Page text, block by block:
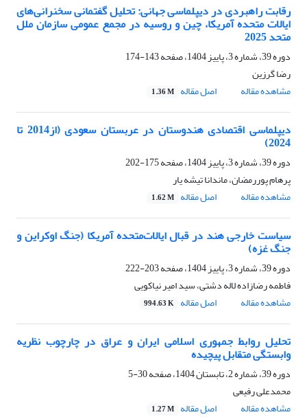
رقابت راهبردی در دیپلماسی جهانی: تحلیل گفتمانی سخنرانی‌های
ایالات متحده آمریکا، چین و روسیه در مجمع عمومی سازمان ملل
متحد 2025
دوره 39، شماره 3، پاییز 1404، صفحه
143-174
رضا گرزین
مشاهده مقاله
اصل مقاله 1.36 M
دیپلماسی اقتصادی هندوستان در عربستان سعودی (از2014 تا
2024)
دوره 39، شماره 3، پاییز 1404، صفحه
175-202
پرهام پوررمضان، ماندانا تیشه یار
مشاهده مقاله
اصل مقاله 1.62 M
سیاست خارجی هند در قبال ایالات‌متحده آمریکا (جنگ اوکراین و
جنگ غزه)
دوره 39، شماره 3، پاییز 1404، صفحه
203-222
فاطمه رضازاده لاله دشتی، سید امیر نیاکویی
مشاهده مقاله
اصل مقاله 994.63 K
تحلیل روابط جمهوری اسلامی ایران و عراق در چارچوب نظریه
وابستگی متقابل پیچیده
دوره 39، شماره 2، تابستان 1404، صفحه
30-5
محمدعلی رفیعی
مشاهده مقاله
اصل مقاله 1.27 M